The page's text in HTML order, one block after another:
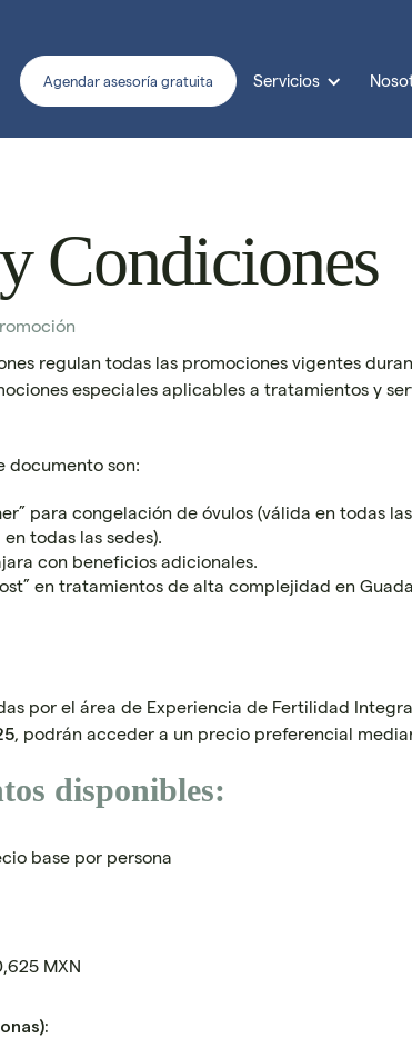
Agendar asesoría gratuita Servicios
Condiciones
regulan todas las promociones vigentes
especiales aplicables a tratamientos y
documento son:
para congelación de óvulos (válida en todas las
todas las sedes).
con beneficios adicionales.
en tratamientos de alta complejidad en
por el área de Experiencia de Fertilidad
, podrán acceder a un precio preferencial
disponibles:
base por persona
MXN